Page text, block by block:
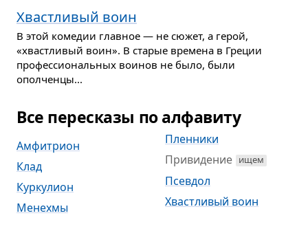
Хвастливый воин
В этой комедии главное — не сюжет, а герой,
«хвастливый воин». В старые времена в Греции
профессиональных воинов не было, были
ополченцы...
Все пересказы по алфавиту
Амфитрион
Клад
Куркулион
Менехмы
Пленники
Привидение ищем
Псевдол
Хвастливый воин